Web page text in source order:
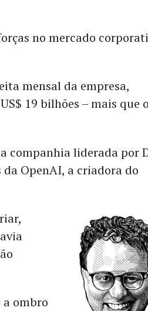
no mercado
mensal da empresa,
19 bilhões – mais que
companhia liderada por
OpenAI, a criadora do
ombro